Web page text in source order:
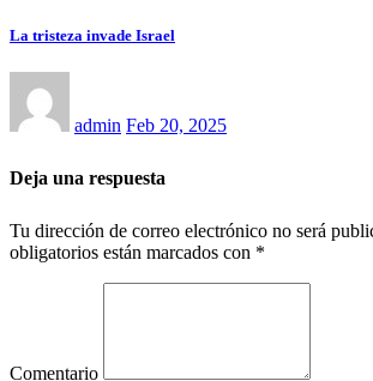
La tristeza invade Israel
admin Feb 20, 2025
Deja una respuesta
Tu dirección de correo electrónico no será
obligatorios están marcados con *
Comentario